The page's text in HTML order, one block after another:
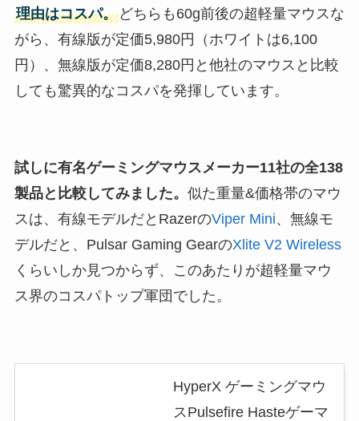
理由はコスパ。どちらも60g前後の超軽量マウスな
がら、有線版が定価5,980円（ホワイトは6,100
円）、無線版が定価8,280円と他社のマウスと比較
しても驚異的なコスパを発揮しています。
試しに有名ゲーミングマウスメーカー11社の全138
製品と比較してみました。 似た重量&価格帯のマウ
スは、有線モデルだとRazerのViper Mini、無線モ
デルだと、Pulsar Gaming GearのXlite V2 Wireless
くらいしか見つからず、このあたりが超軽量マウ
ス界のコスパトップ軍団でした。
HyperX ゲーミングマウ
スPulsefire Hasteゲーマ